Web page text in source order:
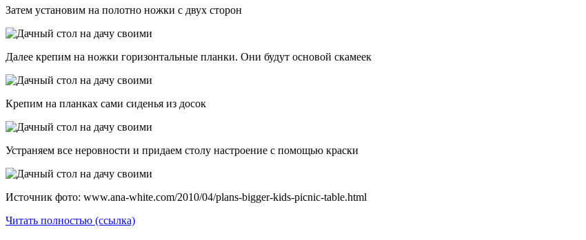
Затем установим на полотно ножки с двух сторон
Далее крепим на ножки горизонтальные планки. Они будут основой скамеек
Крепим на планках сами сиденья из досок
Устраняем все неровности и придаем столу настроение с помощью краски
Источник фото: www.ana-white.com/2010/04/plans-bigger-kids-picnic-table.html
Читать полностью (ссылка)